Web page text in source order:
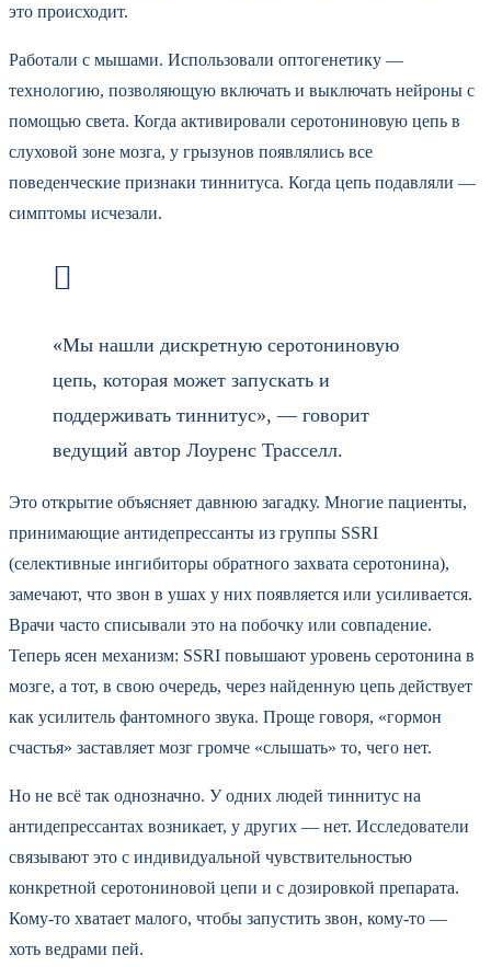
это происходит.
Работали с мышами. Использовали оптогенетику —
технологию, позволяющую включать и выключать нейроны с
помощью света. Когда активировали серотониновую цепь в
слуховой зоне мозга, у грызунов появлялись все
поведенческие признаки тиннитуса. Когда цепь подавляли —
симптомы исчезали.
«Мы нашли дискретную серотониновую
цепь, которая может запускать и
поддерживать тиннитус», — говорит
ведущий автор Лоуренс Трасселл.
Это открытие объясняет давнюю загадку. Многие пациенты,
принимающие антидепрессанты из группы SSRI
(селективные ингибиторы обратного захвата серотонина),
замечают, что звон в ушах у них появляется или усиливается.
Врачи часто списывали это на побочку или совпадение.
Теперь ясен механизм: SSRI повышают уровень серотонина в
мозге, а тот, в свою очередь, через найденную цепь действует
как усилитель фантомного звука. Проще говоря, «гормон
счастья» заставляет мозг громче «слышать» то, чего нет.
Но не всё так однозначно. У одних людей тиннитус на
антидепрессантах возникает, у других — нет. Исследователи
связывают это с индивидуальной чувствительностью
конкретной серотониновой цепи и с дозировкой препарата.
Кому-то хватает малого, чтобы запустить звон, кому-то —
хоть ведрами пей.